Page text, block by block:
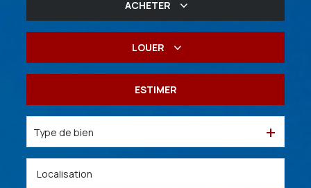
ACHETER
De l'immo pro
LOUER
De l'immo pro
ESTIMER
Type de bien